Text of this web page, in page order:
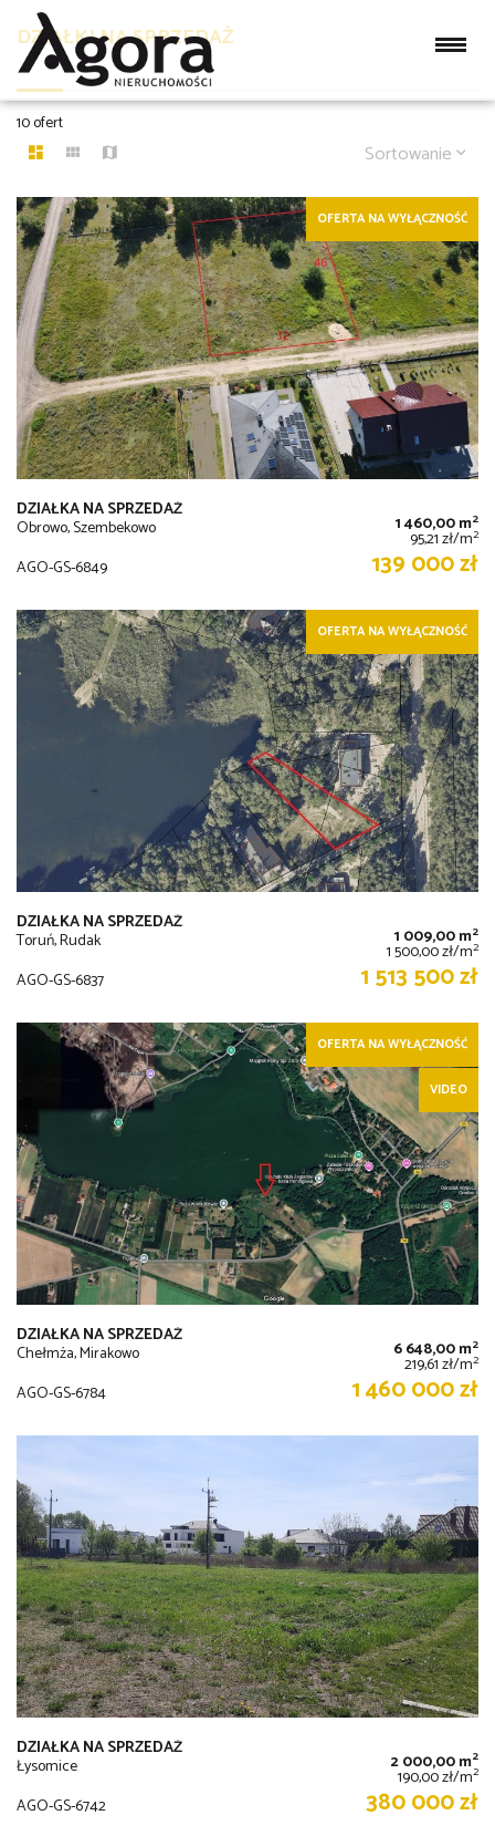
DZIAŁKI NA SPRZEDAŻ
10 ofert
Sortowanie
OFERTA NA WYŁĄCZNOŚĆ
DZIAŁKA NA SPRZEDAŻ
Obrowo, Szembekowo 1 460,00 m2
95,21 zł/m2
AGO-GS-6849 139 000 zł
OFERTA NA WYŁĄCZNOŚĆ
DZIAŁKA NA SPRZEDAŻ
Toruń, Rudak 1 009,00 m2
1 500,00 zł/m2
AGO-GS-6837 1 513 500 zł
OFERTA NA WYŁĄCZNOŚĆ
VIDEO
DZIAŁKA NA SPRZEDAŻ
Chełmża, Mirakowo 6 648,00 m2
219,61 zł/m2
AGO-GS-6784 1 460 000 zł
DZIAŁKA NA SPRZEDAŻ
Łysomice 2 000,00 m2
190,00 zł/m2
AGO-GS-6742 380 000 zł